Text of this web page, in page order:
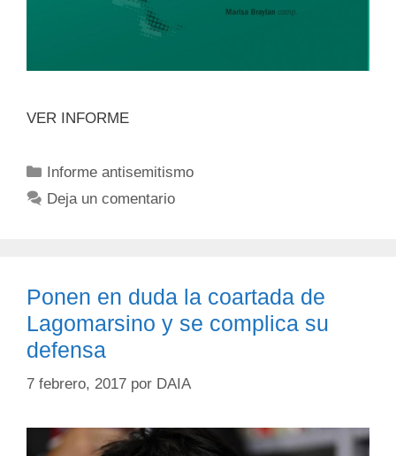
VER INFORME
Informe antisemitismo
Deja un comentario
Ponen en duda la coartada de
Lagomarsino y se complica su
defensa
7 febrero, 2017 por DAIA